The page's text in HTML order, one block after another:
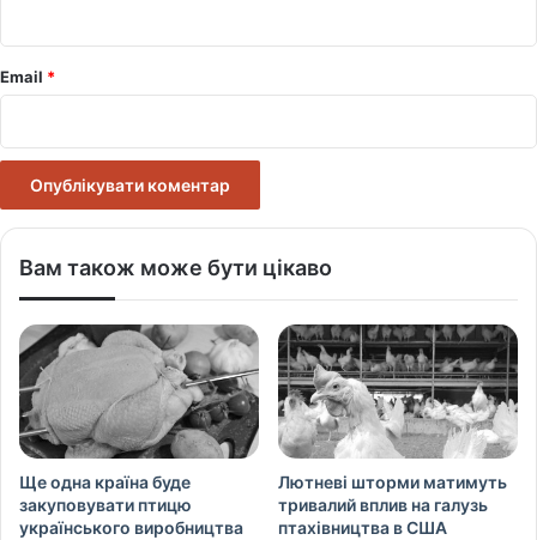
Email *
Вам також може бути цікаво
Ще одна країна буде
закуповувати птицю
українського виробництва
Лютневі шторми матимуть
тривалий вплив на галузь
птахівництва в США